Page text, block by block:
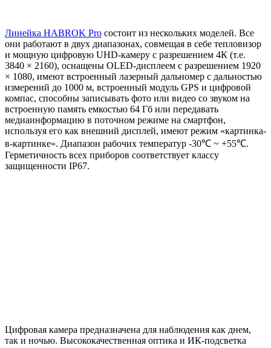
Линейка HABROK Pro состоит из нескольких моделей. Все
они работают в двух диапазонах, совмещая в себе тепловизор
и мощную цифровую UHD-камеру с разрешением 4К (т.е.
3840 × 2160), оснащены OLED-дисплеем с разрешением 1920
× 1080, имеют встроенный лазерный дальномер с дальностью
измерений до 1000 м, встроенный модуль GPS и цифровой
компас, способны записывать фото или видео со звуком на
встроенную память емкостью 64 Гб или передавать
медиаинформацию в поточном режиме на смартфон,
используя его как внешний дисплей, имеют режим «картинка-
в-картинке». Диапазон рабочих температур -30℃ ~ +55℃.
Герметичность всех приборов соответствует классу
защищенности IP67.
Цифровая камера предназначена для наблюдения как днем,
так и ночью. Высококачественная оптика и ИК-подсветка